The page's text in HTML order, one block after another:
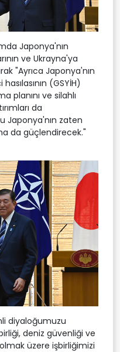
Japonya'nın
ve Ukrayna'ya
"Ayrıca Japonya'nın
(GSYİH)
planını ve silahlı
da
Japonya'nın zaten
da güçlendirecek."
diyaloğumuzu
deniz güvenliği ve
üzere işbirliğimizi